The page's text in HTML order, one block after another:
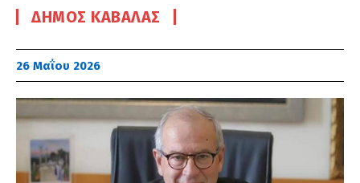
ΔΉΜΟΣ ΚΑΒΆΛΑΣ
26 Μαΐου 2026